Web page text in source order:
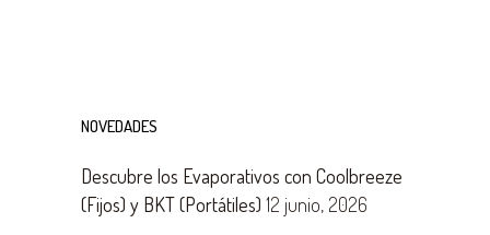
NOVEDADES
Descubre los Evaporativos con Coolbreeze
(Fijos) y BKT (Portátiles) 12 junio, 2026